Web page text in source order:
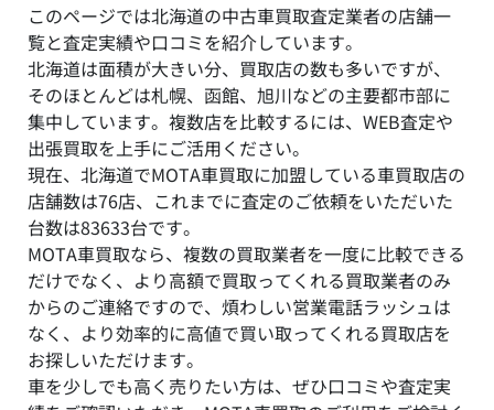
このページでは北海道の中古車買取査定業者の店舗一
覧と査定実績や口コミを紹介しています。
北海道は面積が大きい分、買取店の数も多いですが、
そのほとんどは札幌、函館、旭川などの主要都市部に
集中しています。複数店を比較するには、WEB査定や
出張買取を上手にご活用ください。
現在、北海道でMOTA車買取に加盟している車買取店の
店舗数は76店、これまでに査定のご依頼をいただいた
台数は83633台です。
MOTA車買取なら、複数の買取業者を一度に比較できる
だけでなく、より高額で買取ってくれる買取業者のみ
からのご連絡ですので、煩わしい営業電話ラッシュは
なく、より効率的に高値で買い取ってくれる買取店を
お探しいただけます。
車を少しでも高く売りたい方は、ぜひ口コミや査定実